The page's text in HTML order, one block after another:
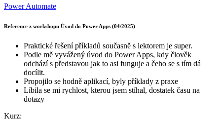
Power Automate
Reference z workshopu Úvod do Power Apps (04/2025)
Praktické řešení příkladů současně s lektorem je super.
Podle mě vyvážený úvod do Power Apps, kdy člověk
odchází s představou jak to asi funguje a čeho se s tím dá
docílit.
Propojilo se hodně aplikací, byly příklady z praxe
Líbila se mi rychlost, kterou jsem stíhal, dostatek času na
dotazy
Kurz: